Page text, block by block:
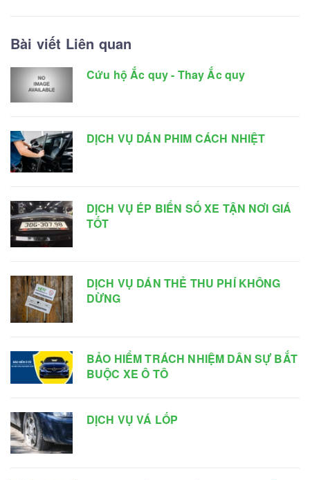
Bài viết Liên quan
Cứu hộ Ắc quy - Thay Ắc quy
DỊCH VỤ DÁN PHIM CÁCH NHIỆT
DỊCH VỤ ÉP BIỂN SỐ XE TẬN NƠI GIÁ
TỐT
DỊCH VỤ DÁN THẺ THU PHÍ KHÔNG
DỪNG
BẢO HIỂM TRÁCH NHIỆM DÂN SỰ BẮT
BUỘC XE Ô TÔ
DỊCH VỤ VÁ LỐP